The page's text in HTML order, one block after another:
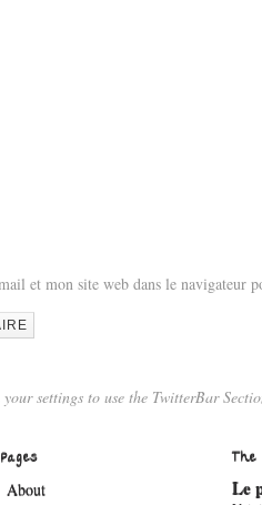
et mon site web dans le navigateur
settings to use the TwitterBar
Pages
About
Le